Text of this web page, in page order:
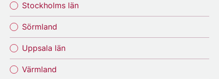
Stockholms län
Sörmland
Uppsala län
Värmland